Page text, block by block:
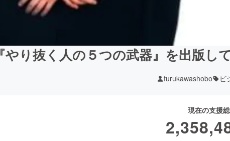
『やり抜く人の５つの武器』を出版し
furukawashobo ビ
現在の支援